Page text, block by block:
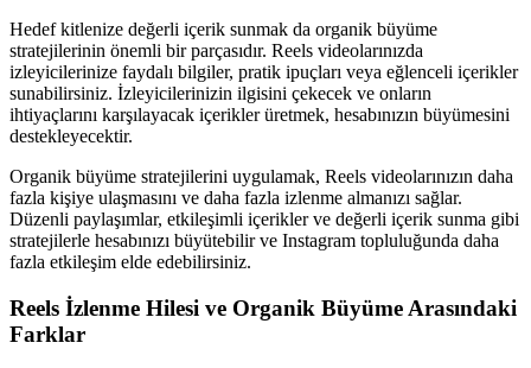
Hedef kitlenize değerli içerik sunmak da organik büyüme
stratejilerinin önemli bir parçasıdır. Reels videolarınızda
izleyicilerinize faydalı bilgiler, pratik ipuçları veya eğlenceli içerikler
sunabilirsiniz. İzleyicilerinizin ilgisini çekecek ve onların
ihtiyaçlarını karşılayacak içerikler üretmek, hesabınızın büyümesini
destekleyecektir.
Organik büyüme stratejilerini uygulamak, Reels videolarınızın daha
fazla kişiye ulaşmasını ve daha fazla izlenme almanızı sağlar.
Düzenli paylaşımlar, etkileşimli içerikler ve değerli içerik sunma gibi
stratejilerle hesabınızı büyütebilir ve Instagram topluluğunda daha
fazla etkileşim elde edebilirsiniz.
Reels İzlenme Hilesi ve Organik Büyüme Arasındaki
Farklar